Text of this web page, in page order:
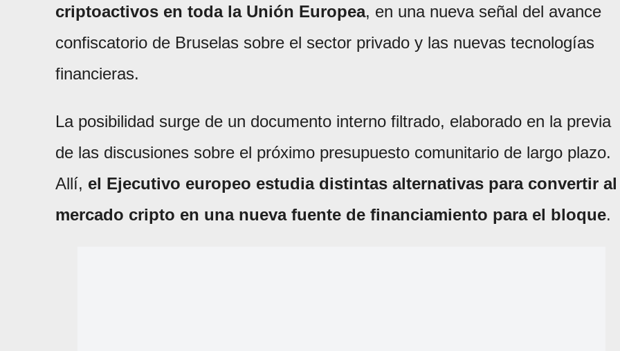
criptoactivos en toda la Unión Europea, en una nueva señal del avance
confiscatorio de Bruselas sobre el sector privado y las nuevas tecnologías
financieras.
La posibilidad surge de un documento interno filtrado, elaborado en la previa
de las discusiones sobre el próximo presupuesto comunitario de largo plazo.
Allí, el Ejecutivo europeo estudia distintas alternativas para convertir al
mercado cripto en una nueva fuente de financiamiento para el bloque.